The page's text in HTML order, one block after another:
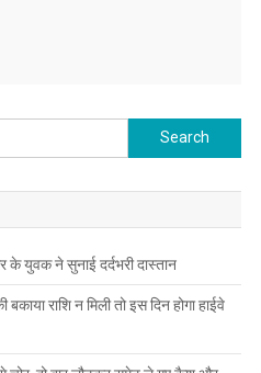
Search for:
के युवक ने सुनाई दर्दभरी दास्तान
राशि न मिली तो इस दिन होगा हाईवे